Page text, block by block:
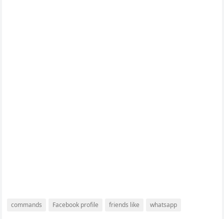
commands Facebook profile friends like whatsapp